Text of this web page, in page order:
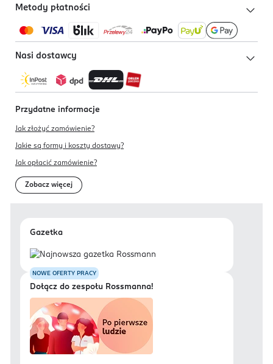
Metody płatności
Nasi dostawcy
Przydatne informacje
Jak złożyć zamówienie?
Jakie są formy i koszty dostawy?
Jak opłacić zamówienie?
Zobacz więcej
Gazetka
NOWE OFERTY PRACY
Dołącz do zespołu Rossmanna!